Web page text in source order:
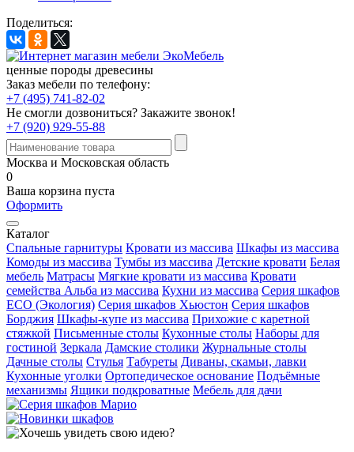
Поделиться:
ценные породы древесины
Заказ мебели по телефону:
+7 (495) 741-82-02
Не смогли дозвониться? Закажите звонок!
+7 (920) 929-55-88
Москва и Московская область
0
Ваша корзина пуста
Оформить
Каталог
Спальные гарнитуры Кровати из массива Шкафы из массива
Комоды из массива Тумбы из массива Детские кровати Белая
мебель Матрасы Мягкие кровати из массива Кровати
семейства Альба из массива Кухни из массива Серия шкафов
ECO (Экология) Серия шкафов Хьюстон Серия шкафов
Борджия Шкафы-купе из массива Прихожие с каретной
стяжкой Письменные столы Кухонные столы Наборы для
гостиной Зеркала Дамские столики Журнальные столы
Дачные столы Стулья Табуреты Диваны, скамьи, лавки
Кухонные уголки Ортопедическое основание Подъёмные
механизмы Ящики подкроватные Мебель для дачи